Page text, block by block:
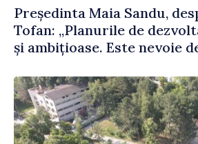
Președinta Maia Sandu,
Tofan: „Planurile de
și ambițioase. Este nevoie